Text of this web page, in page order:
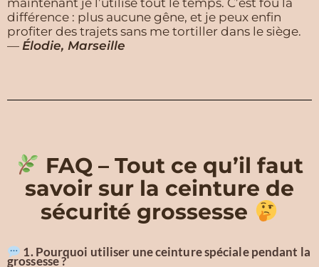
maintenant je l’utilise tout le temps. C’est fou la
différence : plus aucune gêne, et je peux enfin
profiter des trajets sans me tortiller dans le siège.
— Élodie, Marseille
FAQ – Tout ce qu’il faut
savoir sur la ceinture de
sécurité grossesse
1. Pourquoi utiliser une ceinture spéciale pendant la
grossesse ?